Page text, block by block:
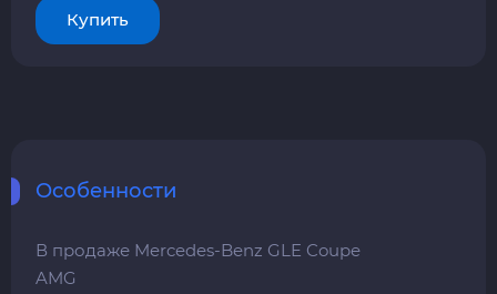
Купить
Особенности
В продаже Mercedes-Benz GLE Coupe
AMG